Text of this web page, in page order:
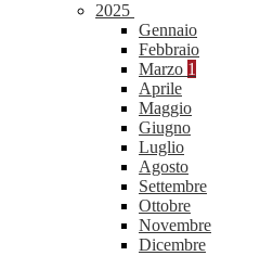
2025
Gennaio
Febbraio
Marzo 1
Aprile
Maggio
Giugno
Luglio
Agosto
Settembre
Ottobre
Novembre
Dicembre